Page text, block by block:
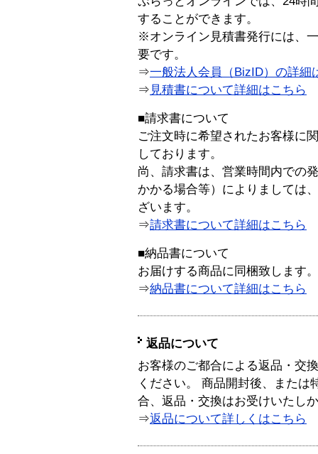
することができます。
※オンライン見積書発行には、
要です。
⇒一般法人会員（BizID）の詳細
⇒ 見積書について詳細はこちら
■請求書について
ご注文時に希望されたお客様に
しております。
尚、請求書は、営業時間内での
かかる場合等）によりましては
ざいます。
⇒請求書について詳細はこちら
■納品書について
お届けする商品に同梱致します。
⇒納品書について詳細はこちら
返品について
お客様のご都合による返品・交
ください。 商品開封後、または
合、返品・交換はお受けいたし
⇒返品について詳しくはこちら